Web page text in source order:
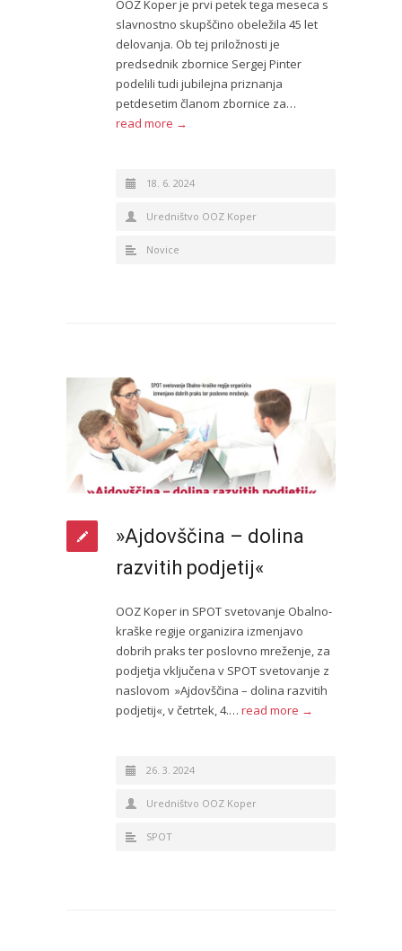
OOZ Koper je prvi petek tega meseca s
slavnostno skupščino obeležila 45 let
delovanja. Ob tej priložnosti je
predsednik zbornice Sergej Pinter
podelili tudi jubilejna priznanja
petdesetim članom zbornice za…
read more →
18. 6. 2024
Uredništvo OOZ Koper
Novice
»Ajdovščina – dolina
razvitih podjetij«
OOZ Koper in SPOT svetovanje Obalno-
kraške regije organizira izmenjavo
dobrih praks ter poslovno mreženje, za
podjetja vključena v SPOT svetovanje z
naslovom »Ajdovščina – dolina razvitih
podjetij«, v četrtek, 4.… read more →
26. 3. 2024
Uredništvo OOZ Koper
SPOT